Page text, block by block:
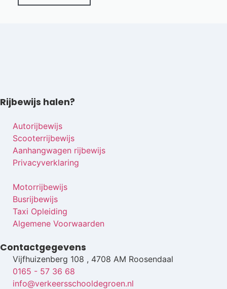
Rijbewijs halen?
Autorijbewijs
Scooterrijbewijs
Aanhangwagen rijbewijs
Privacyverklaring
Motorrijbewijs
Busrijbewijs
Taxi Opleiding
Algemene Voorwaarden
Contactgegevens
Vijfhuizenberg 108 , 4708 AM Roosendaal
0165 - 57 36 68
info@verkeersschooldegroen.nl